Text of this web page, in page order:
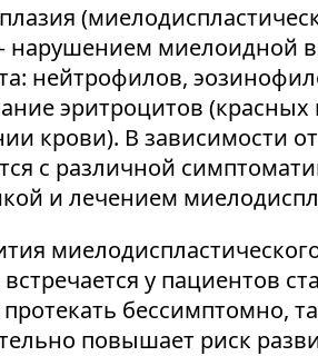
нарушением миелоидной
нейтрофилов,
эритроцитов
крови). В зависимости
с различной
и лечением
встречается у пациентов
бессимптомно,
повышает риск